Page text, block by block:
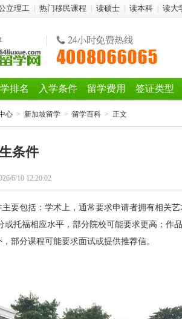
立理工 热门移民课程 读硕士 读本科 读大
排名 入学条件 留学费用 签证类型
心 > 新加坡留学 > 留学百科 > 正文
条件
6/10 12:20:02
主要包括：学术上，通常要求申请者拥有相关
或托福相应水平，部分院校可能要求更高；作
部分课程可能要求面试或提供推荐信。